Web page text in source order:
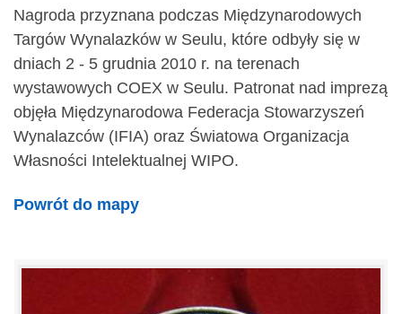
Nagroda przyznana podczas Międzynarodowych
Targów Wynalazków w Seulu, które odbyły się w
dniach 2 - 5 grudnia 2010 r. na terenach
wystawowych COEX w Seulu. Patronat nad imprezą
objęła Międzynarodowa Federacja Stowarzyszeń
Wynalazców (IFIA) oraz Światowa Organizacja
Własności Intelektualnej WIPO.
Powrót do mapy